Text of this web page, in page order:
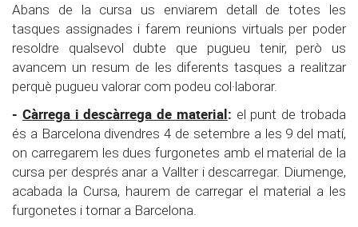
Abans de la cursa us enviarem detall de totes les
tasques assignades i farem reunions virtuals per poder
resoldre qualsevol dubte que pugueu tenir, però us
avancem un resum de les diferents tasques a realitzar
perquè pugueu valorar com podeu col·laborar.
- Càrrega i descàrrega de material: el punt de trobada
és a Barcelona divendres 4 de setembre a les 9 del matí,
on carregarem les dues furgonetes amb el material de la
cursa per després anar a Vallter i descarregar. Diumenge,
acabada la Cursa, haurem de carregar el material a les
furgonetes i tornar a Barcelona.